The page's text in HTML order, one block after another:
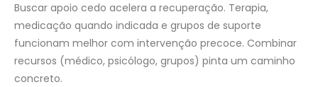
Buscar apoio cedo acelera a recuperação. Terapia,
medicação quando indicada e grupos de suporte
funcionam melhor com intervenção precoce. Combinar
recursos (médico, psicólogo, grupos) pinta um caminho
concreto.